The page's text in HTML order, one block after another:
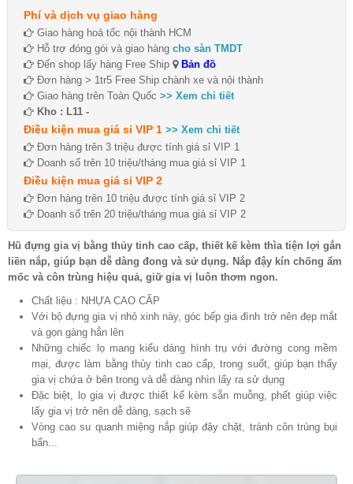
Phí và dịch vụ giao hàng
Giao hàng hoả tốc nội thành HCM
Hỗ trợ đóng gói và giao hàng cho sàn TMDT
Đến shop lấy hàng Free Ship
Bản đồ
Đơn hàng > 1tr5 Free Ship chành xe và nội thành
Giao hàng trên Toàn Quốc >> Xem chi tiết
Kho : L11 -
Điều kiện mua giá sỉ VIP 1 >> Xem chi tiết
Đơn hàng trên 3 triệu được tính giá sỉ VIP 1
Doanh số trên 10 triệu/tháng mua giá sỉ VIP 1
Điều kiện mua giá sỉ VIP 2
Đơn hàng trên 10 triệu được tính giá sỉ VIP 2
Doanh số trên 20 triệu/tháng mua giá sỉ VIP 2
Hũ đựng gia vị bằng thủy tinh cao cấp, thiết kế kèm thìa tiện lợi gắn
liền nắp, giúp bạn dễ dàng đong và sử dụng. Nắp đậy kín chống ẩm
mốc và côn trùng hiệu quả, giữ gia vị luôn thơm ngon.
Chất liệu : NHỰA CAO CẤP
Với bộ đựng gia vị nhỏ xinh này, góc bếp gia đình trở nên đẹp mắt
và gọn gàng hẳn lên
Những chiếc lọ mang kiểu dáng hình trụ với đường cong mềm
mại, được làm bằng thủy tinh cao cấp, trong suốt, giúp bạn thấy
gia vị chứa ở bên trong và dễ dàng nhìn lấy ra sử dụng
Đặc biệt, lọ gia vị được thiết kế kèm sẵn muỗng, phết giúp việc
lấy gia vị trở nên dễ dàng, sạch sẽ
Vòng cao su quanh miệng nắp giúp đậy chặt, tránh côn trùng bụi
bẩn...